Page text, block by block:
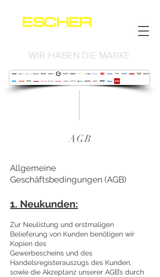
ESCHER
WIR HABEN DIE MARKE
AGB
Allgemeine
Geschäftsbedingungen (AGB)
1. Neukunden:
Zur Neulistung und erstmaligen
Belieferung von Kunden benötigen wir
Kopien des
Gewerbescheins und des
Handelsregisterauszugs des Kunden,
sowie die Akzeptanz unserer AGB’s durch